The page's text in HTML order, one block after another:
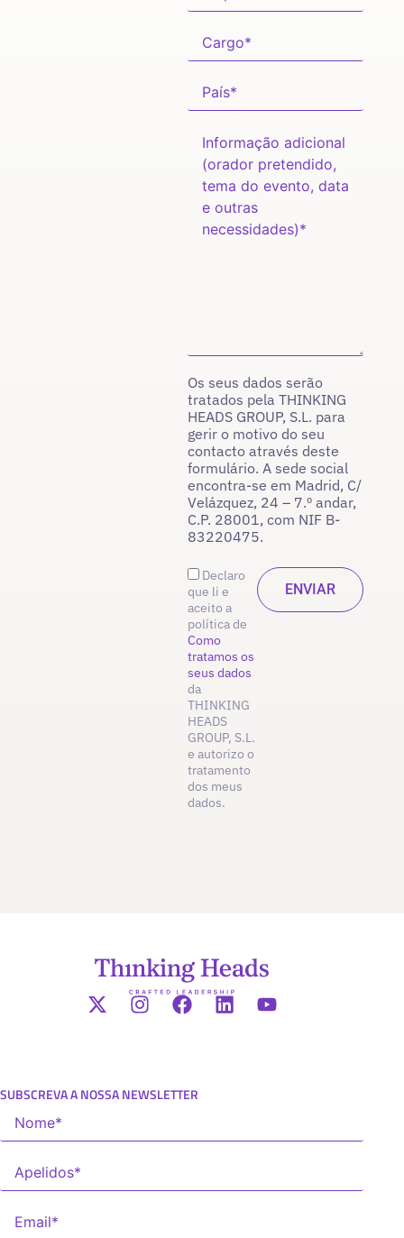
Os seus dados serão
tratados pela THINKING
HEADS GROUP, S.L. para
gerir o motivo do seu
contacto através deste
formulário. A sede social
encontra-se em Madrid, C/
Velázquez, 24 – 7.º andar,
C.P. 28001, com NIF B-
83220475.
Declaro
que li e
aceito a
política de
Como
tratamos os
seus dados
da
THINKING
HEADS
GROUP, S.L.
e autorizo o
tratamento
dos meus
dados.
SUBSCREVA A NOSSA NEWSLETTER